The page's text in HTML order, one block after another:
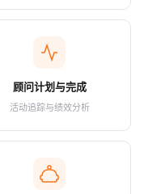
顾问计划与完成
活动追踪与绩效分析